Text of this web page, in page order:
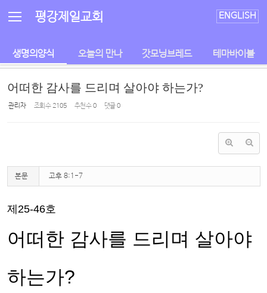
평강제일교회 ENGLISH
생명의양식 오늘의 만나 갓모닝브레드 테마바이블
어떠한 감사를 드리며 살아야 하는가?
관리자 조회 수2105 추천 수0 댓글0
본문 고후 8:1-7
제25-46호
어떠한 감사를 드리며 살아야
하는가?